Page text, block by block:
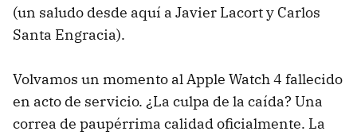
(un saludo desde aquí a Javier Lacort y Carlos
Santa Engracia).
Volvamos un momento al Apple Watch 4 fallecido
en acto de servicio. ¿La culpa de la caída? Una
correa de paupérrima calidad oficialmente. La